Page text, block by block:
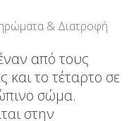
από τους
και το τέταρτο σε
σώμα.
στην